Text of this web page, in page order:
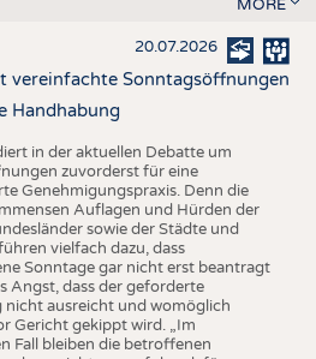
MORE
20.07.2026
vereinfachte Sonntagsöffnungen
Handhabung
in der aktuellen Debatte um
zuvorderst für eine
Genehmigungspraxis. Denn die
Auflagen und Hürden der
sowie der Städte und
vielfach dazu, dass
Sonntage gar nicht erst beantragt
Angst, dass der geforderte
nicht ausreicht und womöglich
Gericht gekippt wird. „Im
Fall bleiben die betroffenen